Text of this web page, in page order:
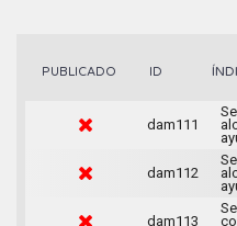
PUBLICADO ID
dam111
dam112
dam113